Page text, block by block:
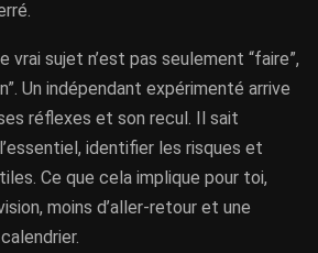
vrai sujet n’est pas seulement “faire”,
Un indépendant expérimenté arrive
réflexes et son recul. Il sait
identifier les risques et
Ce que cela implique pour toi,
moins d’aller-retour et une